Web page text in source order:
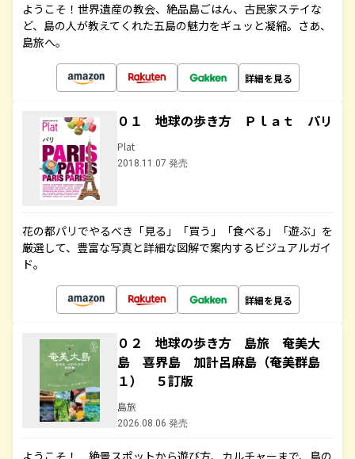
ようこそ！世界遺産の教会、絶品島ごはん、古民家ステイな
ど、島の人が教えてくれた五島の魅力をギュッと凝縮。さあ、
島旅へ。
詳細を見る
０１ 地球の歩き方 Ｐｌａｔ パリ
Plat
2018.11.07 発売
花の都パリでやるべき「見る」「買う」「食べる」「遊ぶ」を
厳選して、豊富な写真と詳細な図解で案内するビジュアルガイ
ド。
詳細を見る
０２ 地球の歩き方 島旅 奄美大
島 喜界島 加計呂麻島（奄美群島
１） ５訂版
島旅
2026.08.06 発売
ようこそ！ 絶景スポットから遊び方、カルチャーまで、島の